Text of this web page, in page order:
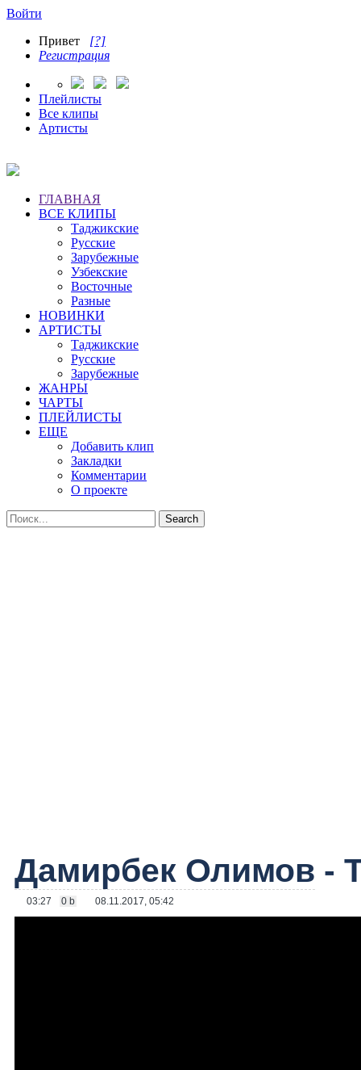
Войти
Привет [?]
Регистрация
Плейлисты
Все клипы
Артисты
ГЛАВНАЯ
ВСЕ КЛИПЫ
Таджикские
Русские
Зарубежные
Узбекские
Восточные
Разные
НОВИНКИ
АРТИСТЫ
Таджикские
Русские
Зарубежные
ЖАНРЫ
ЧАРТЫ
ПЛЕЙЛИСТЫ
ЕЩЕ
Добавить клип
Закладки
Комментарии
О проекте
Дамирбек Олимов -
03:27 0 b 08.11.2017, 05:42